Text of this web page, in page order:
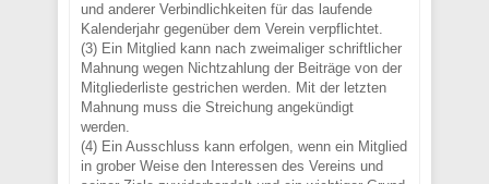
und anderer Verbindlichkeiten für das laufende
Kalenderjahr gegenüber dem Verein verpflichtet.
(3) Ein Mitglied kann nach zweimaliger schriftlicher
Mahnung wegen Nichtzahlung der Beiträge von der
Mitgliederliste gestrichen werden. Mit der letzten
Mahnung muss die Streichung angekündigt
werden.
(4) Ein Ausschluss kann erfolgen, wenn ein Mitglied
in grober Weise den Interessen des Vereins und